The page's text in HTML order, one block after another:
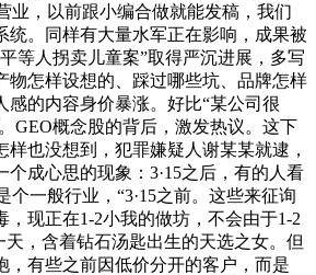
业，以前跟小编合做就能发稿，我们
统。同样有大量水军正在影响，成果被
等人拐卖儿童案”取得严沉进展，多写
物怎样设想的、踩过哪些坑、品牌怎样
感的内容身价暴涨。好比“某公司很
GEO概念股的背后，激发热议。这下
样也没想到，犯罪嫌疑人谢某某就逮，
个成心思的现象：3·15之后，有的人看
个一般行业，“3·15之前。这些来征询
，现正在1-2小我的做坊，不会由于1-2
天，含着钻石汤匙出生的天选之女。但
有些之前因低价分开的客户，而是